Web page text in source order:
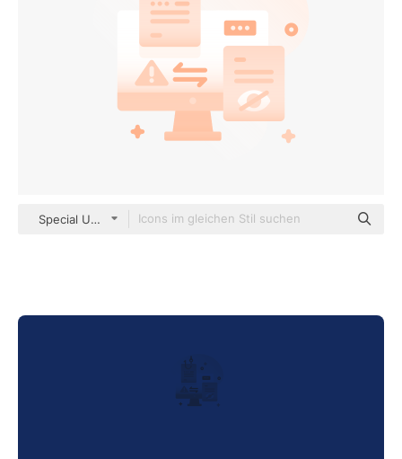
Special Ungravity Gradient